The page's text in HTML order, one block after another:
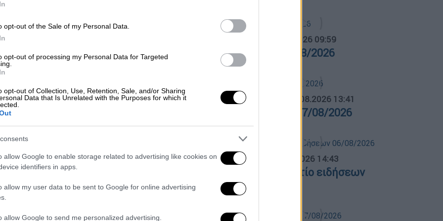
opt-out of the Sale of my Personal Data.
opt-out of processing my Personal Data for Targeted
opt-out of Collection, Use, Retention, Sale, and/or Sharing
Data that Is Unrelated with the Purposes for which it
allow Google to enable storage related to advertising like cookies on
identifiers in apps.
allow my user data to be sent to Google for online advertising
allow Google to send me personalized advertising.
Πίσω στην Ελλάδα οι 19
Ισραήλ
Στο Ελευθέριος Βενιζέλος πλήθος
Ελλάδα|22.05.2026 16:28
το βράδυ τα μέλη της ελληνικής
07.08.2026 09:59
Ώρα Ελλάδος 07/08/2026
ΑΘΛΗΤΙΚΟ ΔΕΛΤΙΟ 07.08.2026 13:41
Αθλητικό δελτίο 07/08/2026
Μεσημεριανό... 06.08.2026 14:43
Μεσημεριανό δελτίο ειδήσεων
06/08/2026